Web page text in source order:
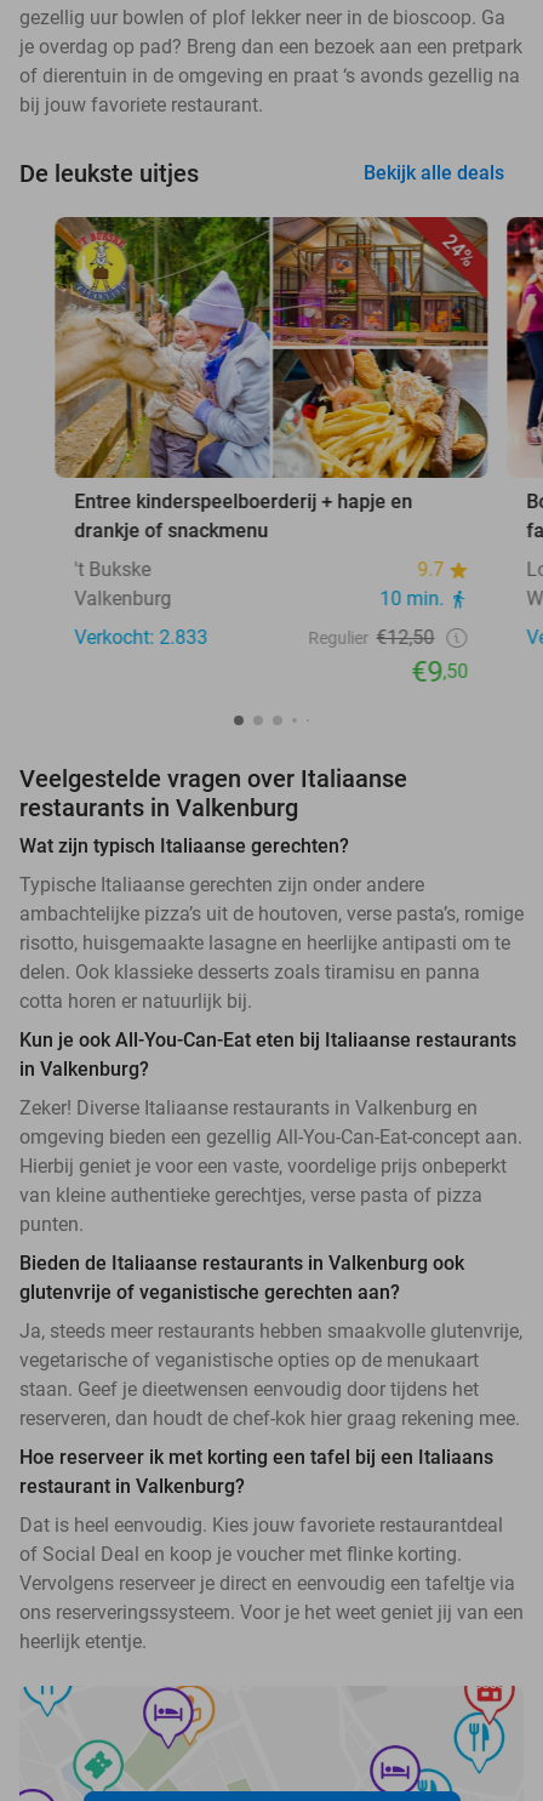
gezellig uur bowlen of plof lekker neer in de bioscoop. Ga
je overdag op pad? Breng dan een bezoek aan een pretpark
of dierentuin in de omgeving en praat ‘s avonds gezellig na
bij jouw favoriete restaurant.
De leukste uitjes Bekijk alle deals
24%
Entree kinderspeelboerderij + hapje en
drankje of snackmenu
't Bukske
9.7
Valkenburg
10 min.
Verkocht: 2.833
Regulier €12,50
€9,50
Veelgestelde vragen over Italiaanse
restaurants in Valkenburg
Wat zijn typisch Italiaanse gerechten?
Typische Italiaanse gerechten zijn onder andere
ambachtelijke pizza’s uit de houtoven, verse pasta’s, romige
risotto, huisgemaakte lasagne en heerlijke antipasti om te
delen. Ook klassieke desserts zoals tiramisu en panna
cotta horen er natuurlijk bij.
Kun je ook All-You-Can-Eat eten bij Italiaanse restaurants
in Valkenburg?
Zeker! Diverse Italiaanse restaurants in Valkenburg en
omgeving bieden een gezellig All-You-Can-Eat-concept aan.
Hierbij geniet je voor een vaste, voordelige prijs onbeperkt
van kleine authentieke gerechtjes, verse pasta of pizza
punten.
Bieden de Italiaanse restaurants in Valkenburg ook
glutenvrije of veganistische gerechten aan?
Ja, steeds meer restaurants hebben smaakvolle glutenvrije,
vegetarische of veganistische opties op de menukaart
staan. Geef je dieetwensen eenvoudig door tijdens het
reserveren, dan houdt de chef-kok hier graag rekening mee.
Hoe reserveer ik met korting een tafel bij een Italiaans
restaurant in Valkenburg?
Dat is heel eenvoudig. Kies jouw favoriete restaurantdeal
of Social Deal en koop je voucher met flinke korting.
Vervolgens reserveer je direct en eenvoudig een tafeltje via
ons reserveringssysteem. Voor je het weet geniet jij van een
heerlijk etentje.